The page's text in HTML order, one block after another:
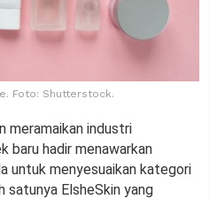
Foto: Shutterstock.
meramaikan industri
baru hadir menawarkan
untuk menyesuaikan kategori
satunya ElsheSkin yang